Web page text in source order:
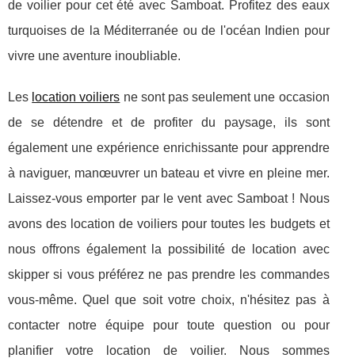
de voilier pour cet été avec Samboat. Profitez des eaux
turquoises de la Méditerranée ou de l'océan Indien pour
vivre une aventure inoubliable.
Les location voiliers ne sont pas seulement une occasion
de se détendre et de profiter du paysage, ils sont
également une expérience enrichissante pour apprendre
à naviguer, manœuvrer un bateau et vivre en pleine mer.
Laissez-vous emporter par le vent avec Samboat ! Nous
avons des location de voiliers pour toutes les budgets et
nous offrons également la possibilité de location avec
skipper si vous préférez ne pas prendre les commandes
vous-même. Quel que soit votre choix, n'hésitez pas à
contacter notre équipe pour toute question ou pour
planifier votre location de voilier. Nous sommes